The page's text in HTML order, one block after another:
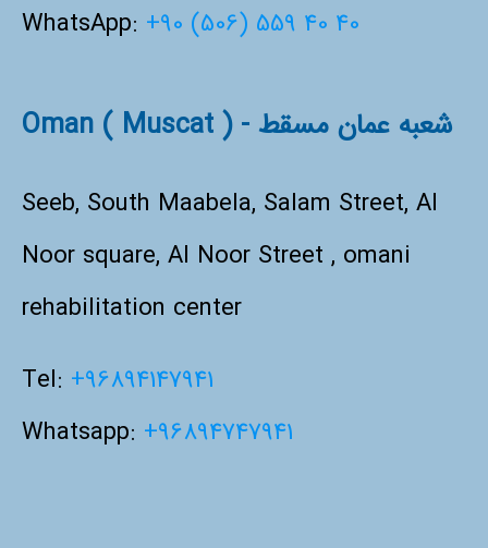
WhatsApp: +90 (506) 559 40 40
شعبه عمان مسقط - Oman ( Muscat )
Seeb, South Maabela, Salam Street, Al
Noor square, Al Noor Street , omani
rehabilitation center
Tel: +96894147941
Whatsapp: +96894747941